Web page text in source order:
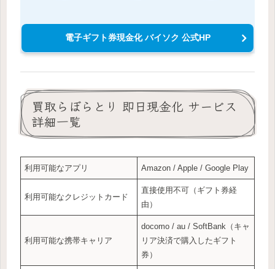
電子ギフト券現金化 バイソク 公式HP
買取らぼらとり 即日現金化 サービス
詳細一覧
利用可能なアプリ Amazon / Apple / Google Play
利用可能なクレジットカード
直接使用不可（ギフト券経
由）
利用可能な携帯キャリア
docomo / au / SoftBank（キャ
リア決済で購入したギフト
券）